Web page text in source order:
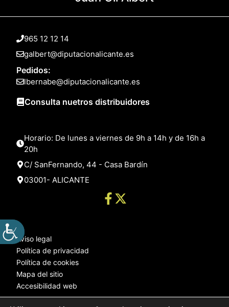
965 12 12 14
galbert@diputacionalicante.es
Pedidos:
lbernabe@diputacionalicante.es
Consulta nuetros distribuidores
Horario: De lunes a viernes de 9h a 14h y de 16h a
20h
C/ SanFernando, 44 - Casa Bardín
03001- ALICANTE
Aviso legal
Política de privacidad
Política de cookies
Mapa del sitio
Accesibilidad web